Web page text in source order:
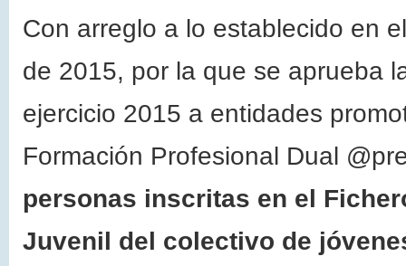
Con arreglo a lo establecido en
de 2015, por la que se aprueba
ejercicio 2015 a entidades
Formación Profesional Dual
personas inscritas en el
Juvenil del colectivo de